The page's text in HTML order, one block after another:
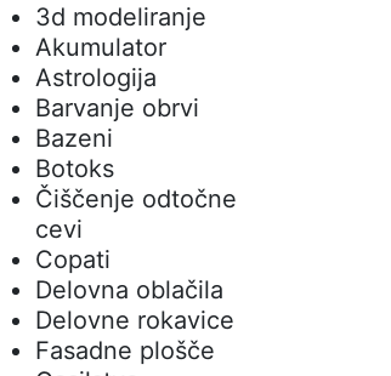
3d modeliranje
Akumulator
Astrologija
Barvanje obrvi
Bazeni
Botoks
Čiščenje odtočne
cevi
Copati
Delovna oblačila
Delovne rokavice
Fasadne plošče